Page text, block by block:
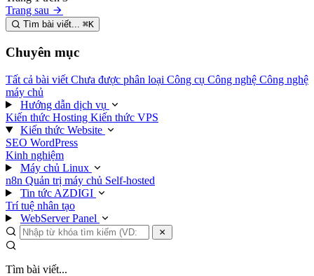
Trang sau
Tìm bài viết... ⌘K
Chuyên mục
Tất cả bài viết Chưa được phân loại Công cụ Công nghệ Công nghệ
máy chủ
Hướng dẫn dịch vụ
Kiến thức Hosting Kiến thức VPS
Kiến thức Website
SEO WordPress
Kinh nghiệm
Máy chủ Linux
n8n Quản trị máy chủ Self-hosted
Tin tức AZDIGI
Trí tuệ nhân tạo
WebServer Panel
Tìm bài viết...